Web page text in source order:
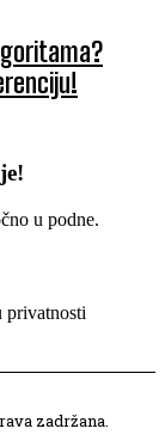
u podne.
privatnosti
zadržana.